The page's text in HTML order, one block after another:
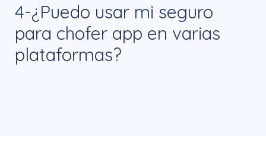
estarás expuesto a sanciones legales,
además de riesgos financieros en caso
de accidentes.
4-¿Puedo usar mi seguro
para chofer app en varias
plataformas?